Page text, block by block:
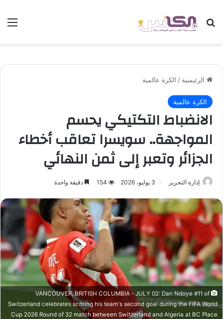
بحث عن
الرئيسية / الكرة عالمية
الكرة عالمية
الانضباط التكتيكي يحسم
المواجهة.. سويسرا تعاقب أخطاء
الجزائر وتعبر إلى ثمن النهائي
إدارة التحرير 3 يوليو، 2026 154 دقيقة واحدة
VANCOUVER, BRITISH COLUMBIA - JULY 02: Dan Ndoye #11 of
Switzerland celebrates scoring his team's second goal during the FIFA World
Cup 2026 Round of 32 match between Switzerland and Algeria at BC Place